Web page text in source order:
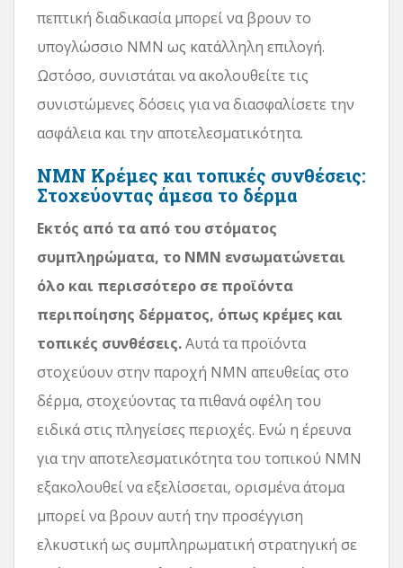
πεπτική διαδικασία μπορεί να βρουν το
υπογλώσσιο NMN ως κατάλληλη επιλογή.
Ωστόσο, συνιστάται να ακολουθείτε τις
συνιστώμενες δόσεις για να διασφαλίσετε την
ασφάλεια και την αποτελεσματικότητα.
NMN Κρέμες και τοπικές συνθέσεις:
Στοχεύοντας άμεσα το δέρμα
Εκτός από τα από του στόματος
συμπληρώματα, το NMN ενσωματώνεται
όλο και περισσότερο σε προϊόντα
περιποίησης δέρματος, όπως κρέμες και
τοπικές συνθέσεις.Αυτά τα προϊόντα
στοχεύουν στην παροχή NMN απευθείας στο
δέρμα, στοχεύοντας τα πιθανά οφέλη του
ειδικά στις πληγείσες περιοχές. Ενώ η έρευνα
για την αποτελεσματικότητα του τοπικού NMN
εξακολουθεί να εξελίσσεται, ορισμένα άτομα
μπορεί να βρουν αυτή την προσέγγιση
ελκυστική ως συμπληρωματική στρατηγική σε